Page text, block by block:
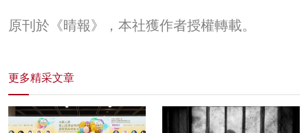
原刊於《晴報》，本社獲作者授權轉載。
更多精采文章